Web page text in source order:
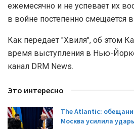
ежемесячно и не успевает их
в войне постепенно смещается
Как передает "Хвиля", об этом
время выступления в Нью-
канал DRM News.
Это интересно
The Atlantic:
Москва усилила